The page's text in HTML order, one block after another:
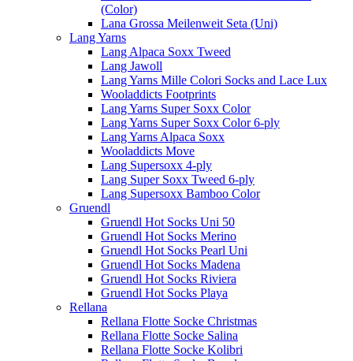
(Color)
Lana Grossa Meilenweit Seta (Uni)
Lang Yarns
Lang Alpaca Soxx Tweed
Lang Jawoll
Lang Yarns Mille Colori Socks and Lace Lux
Wooladdicts Footprints
Lang Yarns Super Soxx Color
Lang Yarns Super Soxx Color 6-ply
Lang Yarns Alpaca Soxx
Wooladdicts Move
Lang Supersoxx 4-ply
Lang Super Soxx Tweed 6-ply
Lang Supersoxx Bamboo Color
Gruendl
Gruendl Hot Socks Uni 50
Gruendl Hot Socks Merino
Gruendl Hot Socks Pearl Uni
Gruendl Hot Socks Madena
Gruendl Hot Socks Riviera
Gruendl Hot Socks Playa
Rellana
Rellana Flotte Socke Christmas
Rellana Flotte Socke Salina
Rellana Flotte Socke Kolibri